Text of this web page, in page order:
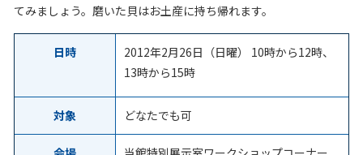
てみましょう。磨いた貝はお土産に持ち帰れます。
日時
2012年2月26日（日曜） 10時から12時、
13時から15時
対象 どなたでも可